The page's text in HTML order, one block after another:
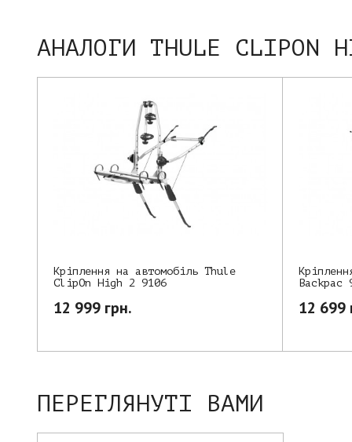
АНАЛОГИ THULE CLIPON
Кріплення на автомобіль Thule
ClipOn High 2 9106
12 999 грн.
Backpac
12 699
ПЕРЕГЛЯНУТІ ВАМИ